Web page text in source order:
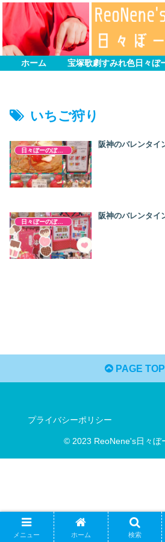
ホーム 宝塚歌劇すみれ色日々ぼ
いちご狩り
日々ぼーのぼーの
阪神のバレンタイ
日々ぼーのぼーの
阪神のバレンタイ
PAGE TOP
プライバシーポリシー
© 2023 ReoNene's日々ぼ
メニュー ホーム 検索